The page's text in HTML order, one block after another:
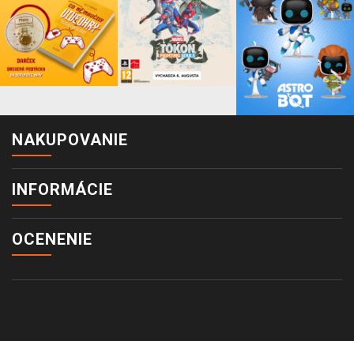
NAKUPOVANIE
INFORMÁCIE
OCENENIE